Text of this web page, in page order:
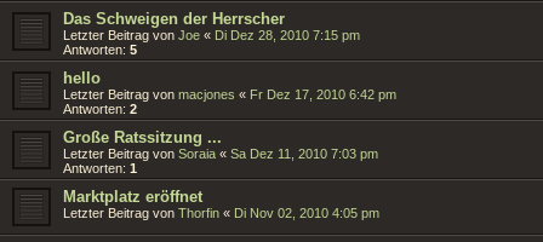
Das Schweigen der Herrscher
Letzter Beitrag von Joe « Di Dez 28, 2010 7:15 pm
Antworten: 5
hello
Letzter Beitrag von macjones « Fr Dez 17, 2010 6:42 pm
Antworten: 2
Große Ratssitzung ...
Letzter Beitrag von Soraia « Sa Dez 11, 2010 7:03 pm
Antworten: 1
Marktplatz eröffnet
Letzter Beitrag von Thorfin « Di Nov 02, 2010 4:05 pm